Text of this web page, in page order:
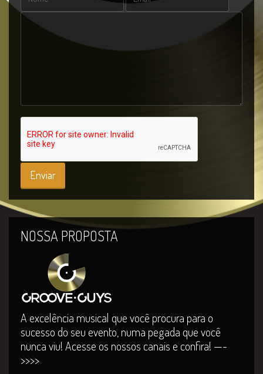
NOSSA PROPOSTA
A excelência musical que você procura para o
sucesso do seu evento, numa pegada que você
nunca viu! Acesse os nossos canais e confira! —-
>>>>